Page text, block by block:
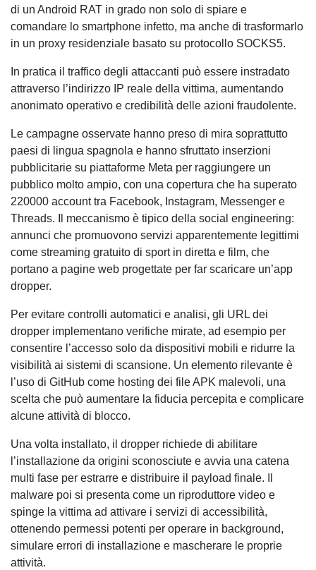
di un Android RAT in grado non solo di spiare e
comandare lo smartphone infetto, ma anche di trasformarlo
in un proxy residenziale basato su protocollo SOCKS5.
In pratica il traffico degli attaccanti può essere instradato
attraverso l’indirizzo IP reale della vittima, aumentando
anonimato operativo e credibilità delle azioni fraudolente.
Le campagne osservate hanno preso di mira soprattutto
paesi di lingua spagnola e hanno sfruttato inserzioni
pubblicitarie su piattaforme Meta per raggiungere un
pubblico molto ampio, con una copertura che ha superato
220000 account tra Facebook, Instagram, Messenger e
Threads. Il meccanismo è tipico della social engineering:
annunci che promuovono servizi apparentemente legittimi
come streaming gratuito di sport in diretta e film, che
portano a pagine web progettate per far scaricare un’app
dropper.
Per evitare controlli automatici e analisi, gli URL dei
dropper implementano verifiche mirate, ad esempio per
consentire l’accesso solo da dispositivi mobili e ridurre la
visibilità ai sistemi di scansione. Un elemento rilevante è
l’uso di GitHub come hosting dei file APK malevoli, una
scelta che può aumentare la fiducia percepita e complicare
alcune attività di blocco.
Una volta installato, il dropper richiede di abilitare
l’installazione da origini sconosciute e avvia una catena
multi fase per estrarre e distribuire il payload finale. Il
malware poi si presenta come un riproduttore video e
spinge la vittima ad attivare i servizi di accessibilità,
ottenendo permessi potenti per operare in background,
simulare errori di installazione e mascherare le proprie
attività.